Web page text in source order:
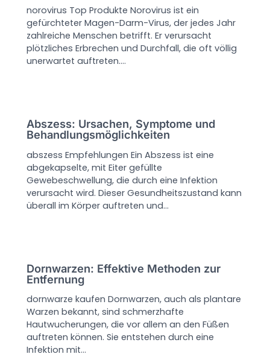
norovirus Top Produkte Norovirus ist ein
gefürchteter Magen-Darm-Virus, der jedes Jahr
zahlreiche Menschen betrifft. Er verursacht
plötzliches Erbrechen und Durchfall, die oft völlig
unerwartet auftreten.…
Abszess: Ursachen, Symptome und
Behandlungsmöglichkeiten
abszess Empfehlungen Ein Abszess ist eine
abgekapselte, mit Eiter gefüllte
Gewebeschwellung, die durch eine Infektion
verursacht wird. Dieser Gesundheitszustand kann
überall im Körper auftreten und…
Dornwarzen: Effektive Methoden zur
Entfernung
dornwarze kaufen Dornwarzen, auch als plantare
Warzen bekannt, sind schmerzhafte
Hautwucherungen, die vor allem an den Füßen
auftreten können. Sie entstehen durch eine
Infektion mit…